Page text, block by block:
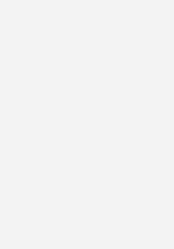
zu Rissen von
Bandage muss hier
Nässe verhindern.
Sollten
an
auftreten, kann durch CFK
erfolgen, die die
verstärkt.